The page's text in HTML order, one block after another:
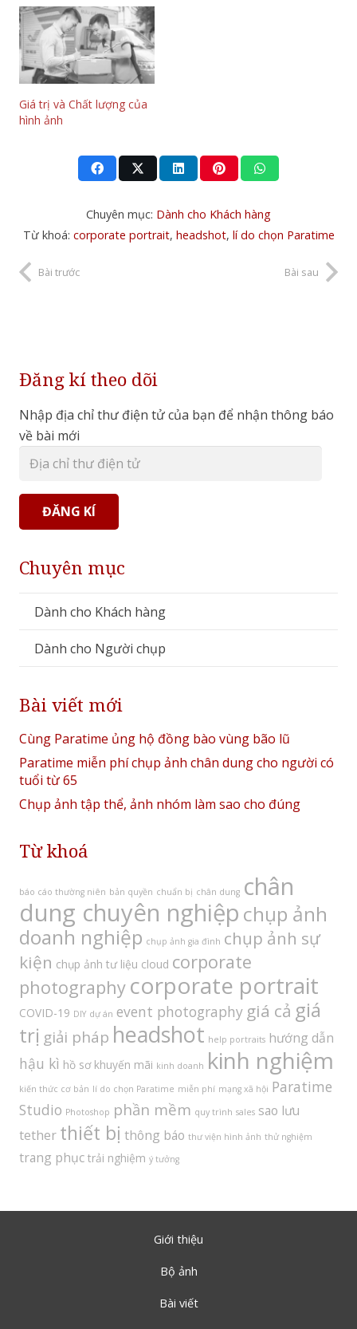
Giá trị và Chất lượng của
hình ảnh
Chuyên mục: Dành cho Khách hàng
Từ khoá: corporate portrait, headshot, lí do chọn Paratime
Bài trước Bài sau
Đăng kí theo dõi
Nhập địa chỉ thư điện tử của bạn để nhận thông báo
về bài mới
Địa
thư
điệnĐĂNG KÍ
Chuyên mục
Dành cho Khách hàng
Dành cho Người chụp
Bài viết mới
Cùng Paratime ủng hộ đồng bào vùng bão lũ
Paratime miễn phí chụp ảnh chân dung cho người có
tuổi từ 65
Chụp ảnh tập thể, ảnh nhóm làm sao cho đúng
Từ khoá
báo cáo thường niên bản quyền chuẩn bị chân dung chân
dung chuyên nghiệp chụp ảnh
doanh nghiệp chụp ảnh gia đình chụp ảnh sự
kiện chụp ảnh tư liệu cloud corporate
photography corporate portrait
COVID-19 DIY dự án event photography giá cả giá
trị giải pháp headshot help portraits hướng dẫn
hậu kì hồ sơ khuyến mãi kinh doanh kinh nghiệm
kiến thức cơ bản lí do chọn Paratime miễn phí mạng xã hội Paratime
Studio Photoshop phần mềm quy trình sales sao lưu
tether thiết bị thông báo thư viện hình ảnh thử nghiệm
trang phục trải nghiệm ý tưởng
Giới thiệu
Bộ ảnh
Bài viết